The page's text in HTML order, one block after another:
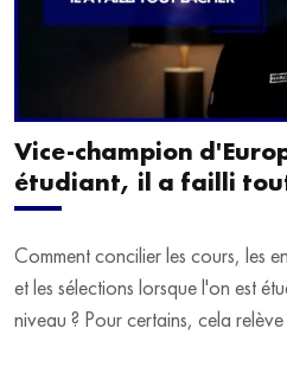
Vice-champion
étudiant, il a failli
Comment concilier les cours, les
et les sélections lorsque l'on est
niveau ? Pour certains, cela